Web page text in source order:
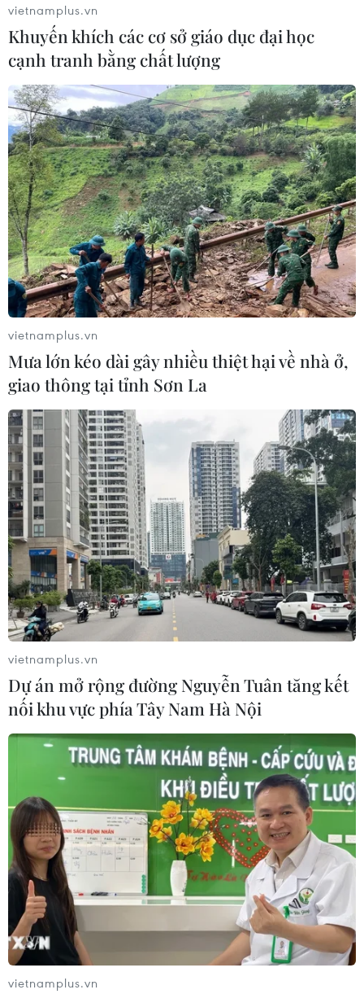
vietnamplus.vn
Khuyến khích các cơ sở giáo dục đại học
cạnh tranh bằng chất lượng
vietnamplus.vn
Mưa lớn kéo dài gây nhiều thiệt hại về nhà ở,
giao thông tại tỉnh Sơn La
vietnamplus.vn
Dự án mở rộng đường Nguyễn Tuân tăng kết
nối khu vực phía Tây Nam Hà Nội
vietnamplus.vn